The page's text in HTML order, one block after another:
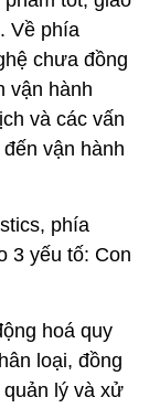
phía
yếu tố: Con
hoá quy
loại, đồng
lý và xử
và máy
hàng,
vùng miền
Hà Nội vào